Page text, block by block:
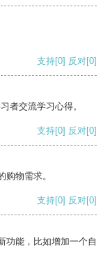
支持[0] 反对[0]
者交流学习心得。
支持[0] 反对[0]
物需求。
支持[0] 反对[0]
功能，比如增加一个自